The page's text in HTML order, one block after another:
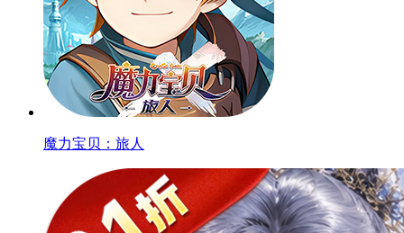
魔力宝贝：旅人